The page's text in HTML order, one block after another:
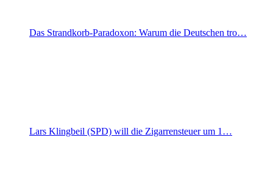
Das Strandkorb-Paradoxon: Warum die Deutschen tro…
Lars Klingbeil (SPD) will die Zigarrensteuer um 1…